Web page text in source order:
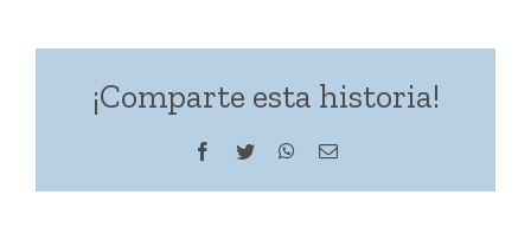
¡Comparte esta historia!
Facebook
Twitter WhatsApp
Correo